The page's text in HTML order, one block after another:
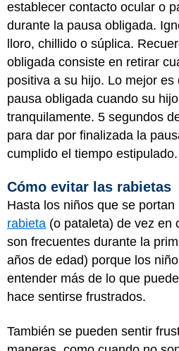
establecer contacto ocular o
durante la pausa obligada.
lloro, chillido o súplica.
obligada consiste en retirar
positiva a su hijo. Lo mejor
pausa obligada cuando su
tranquilamente. 5 segundos
para dar por finalizada la
cumplido el tiempo estipulado.
Cómo evitar las rabietas
Hasta los niños que se
rabieta (o pataleta) de vez en
son frecuentes durante la
años de edad) porque los
entender más de lo que
hace sentirse frustrados.
También se pueden sentir